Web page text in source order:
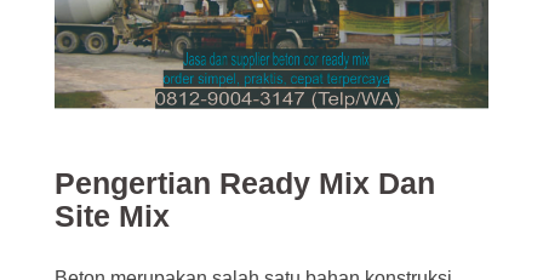
Pengertian Ready Mix Dan
Site Mix